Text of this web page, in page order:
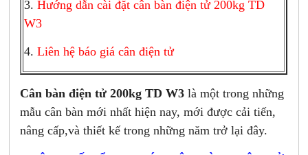
3.Hướng dẫn cài đặt cân bàn điện tử 200kg TD
W3
4.Liên hệ báo giá cân điện tử
Cân bàn điện tử 200kg TD W3 là một trong những
mẫu cân bàn mới nhất hiện nay, mới được cải tiến,
nâng cấp,và thiết kế trong những năm trở lại đây.